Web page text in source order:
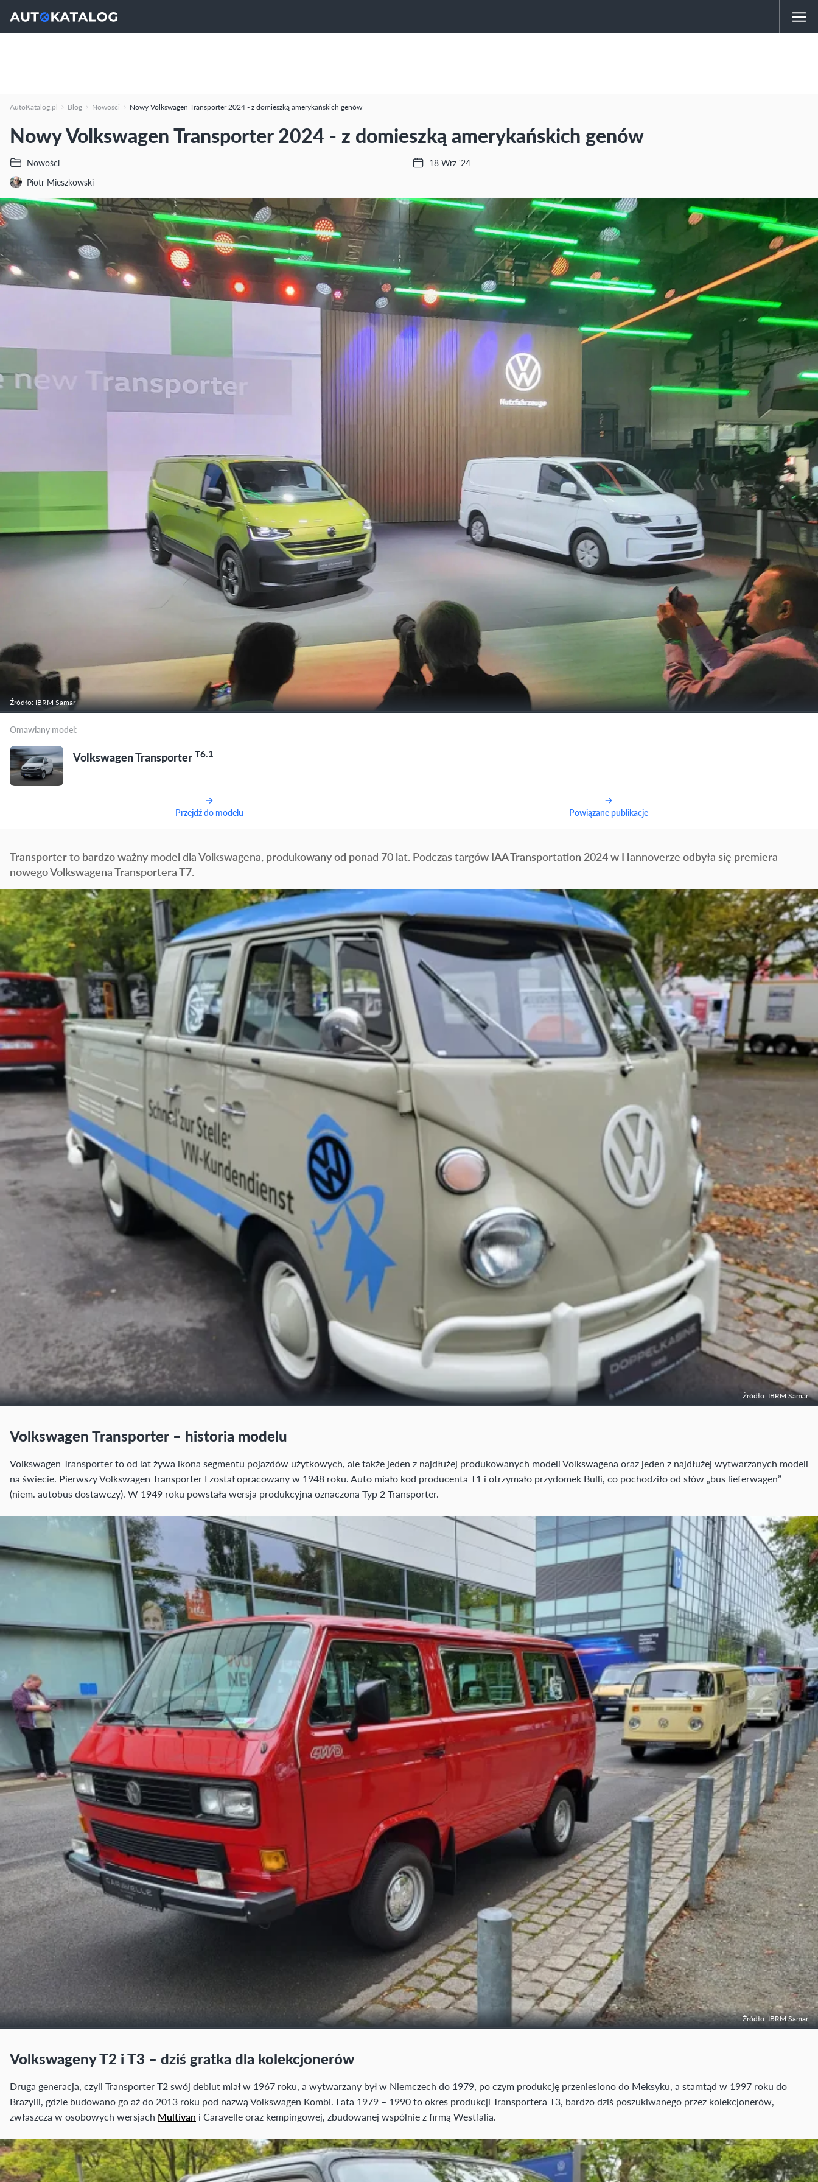
AutoKatalog.pl Blog Nowości Nowy Volkswagen Transporter 2024 - z domieszką amerykańskich genów
Nowy Volkswagen Transporter 2024 - z domieszką amerykańskich genów
Nowości
Piotr Mieszkowski
18 Wrz '24
Źródło: IBRM Samar
Omawiany model:
Volkswagen TransporterT6.1
Przejdź do modelu Powiązane publikacje
Transporter to bardzo ważny model dla Volkswagena, produkowany od ponad 70 lat. Podczas targów IAA Transportation 2024 w Hannoverze odbyła się premiera
nowego Volkswagena Transportera T7.
Źródło: IBRM Samar
Volkswagen Transporter – historia modelu
Volkswagen Transporter to od lat żywa ikona segmentu pojazdów użytkowych, ale także jeden z najdłużej produkowanych modeli Volkswagena oraz jeden z najdłużej wytwarzanych modeli
na świecie. Pierwszy Volkswagen Transporter I został opracowany w 1948 roku. Auto miało kod producenta T1 i otrzymało przydomek Bulli, co pochodziło od słów „bus lieferwagen”
(niem. autobus dostawczy). W 1949 roku powstała wersja produkcyjna oznaczona Typ 2 Transporter.
Źródło: IBRM Samar
Volkswageny T2 i T3 – dziś gratka dla kolekcjonerów
Druga generacja, czyli Transporter T2 swój debiut miał w 1967 roku, a wytwarzany był w Niemczech do 1979, po czym produkcję przeniesiono do Meksyku, a stamtąd w 1997 roku do
Brazylii, gdzie budowano go aż do 2013 roku pod nazwą Volkswagen Kombi. Lata 1979 – 1990 to okres produkcji Transportera T3, bardzo dziś poszukiwanego przez kolekcjonerów,
zwłaszcza w osobowych wersjach Multivan i Caravelle oraz kempingowej, zbudowanej wspólnie z firmą Westfalia.